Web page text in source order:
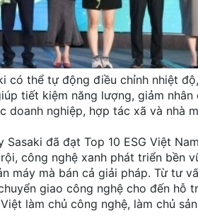
có thể tự động điều chỉnh nhiệt
tiết kiệm năng lượng, giảm nhân
nghiệp, hợp tác xã và nhà
đã đạt Top 10 ESG Việt
công nghệ xanh phát triển bền
máy mà bán cả giải pháp. Từ tư
giao công nghệ cho đến hỗ
làm chủ công nghệ, làm chủ